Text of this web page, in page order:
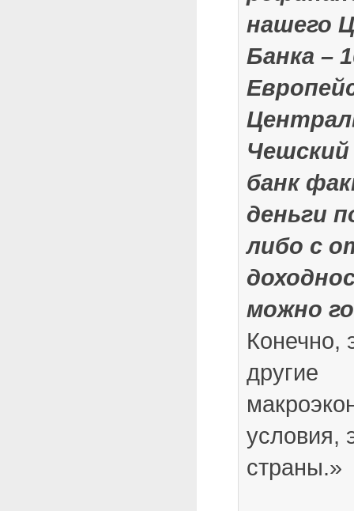
нашего
Банка –
банк
деньги
либо с
можно
Конечно,
другие
условия,
страны.»